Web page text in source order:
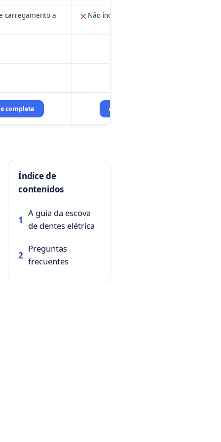
carregamento a
Não inclui estojo
completa Análise completa
Índice de
contenidos
1
A guia da escova
de dentes elétrica
2
Preguntas
frecuentes